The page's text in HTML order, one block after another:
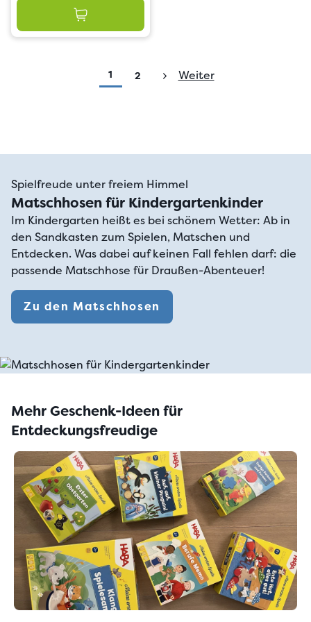
1 2 Weiter
Spielfreude unter freiem Himmel
Matschhosen für Kindergartenkinder
Im Kindergarten heißt es bei schönem Wetter: Ab in
den Sandkasten zum Spielen, Matschen und
Entdecken. Was dabei auf keinen Fall fehlen darf: die
passende Matschhose für Draußen-Abenteuer!
Zu den Matschhosen
Mehr Geschenk-Ideen für
Entdeckungsfreudige